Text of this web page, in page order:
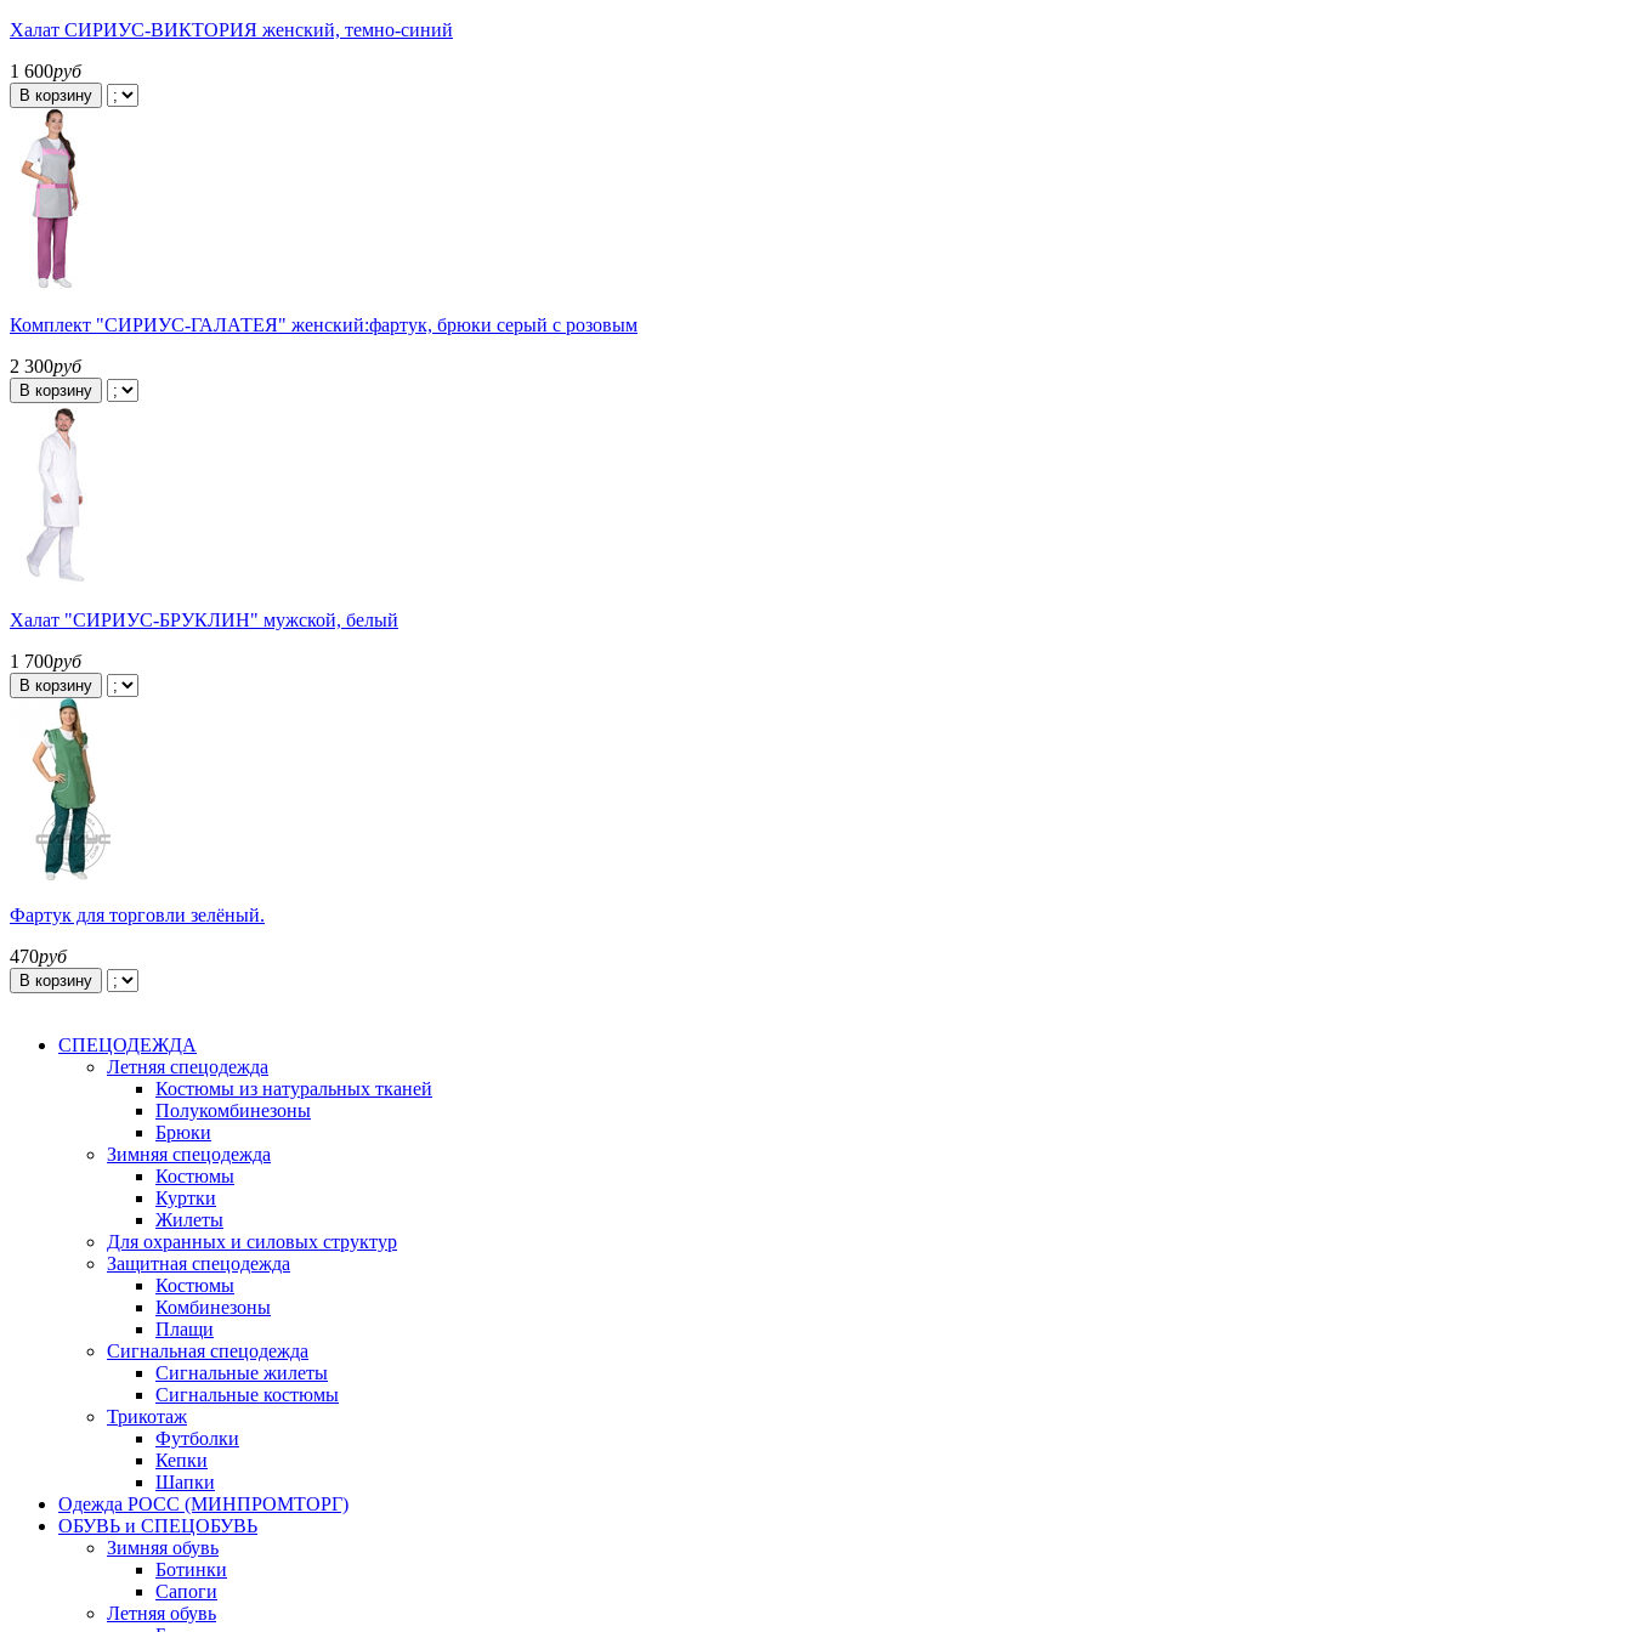
Халат СИРИУС-ВИКТОРИЯ женский, темно-синий
1 600руб
В корзину
Комплект "СИРИУС-ГАЛАТЕЯ" женский:фартук, брюки серый с розовым
2 300руб
В корзину
Халат "СИРИУС-БРУКЛИН" мужской, белый
1 700руб
В корзину
Фартук для торговли зелёный.
470руб
В корзину
СПЕЦОДЕЖДА
Летняя спецодежда
Костюмы из натуральных тканей
Полукомбинезоны
Брюки
Зимняя спецодежда
Костюмы
Куртки
Жилеты
Для охранных и силовых структур
Защитная спецодежда
Костюмы
Комбинезоны
Плащи
Сигнальная спецодежда
Сигнальные жилеты
Сигнальные костюмы
Трикотаж
Футболки
Кепки
Шапки
Одежда РОСС (МИНПРОМТОРГ)
ОБУВЬ и СПЕЦОБУВЬ
Зимняя обувь
Ботинки
Сапоги
Летняя обувь